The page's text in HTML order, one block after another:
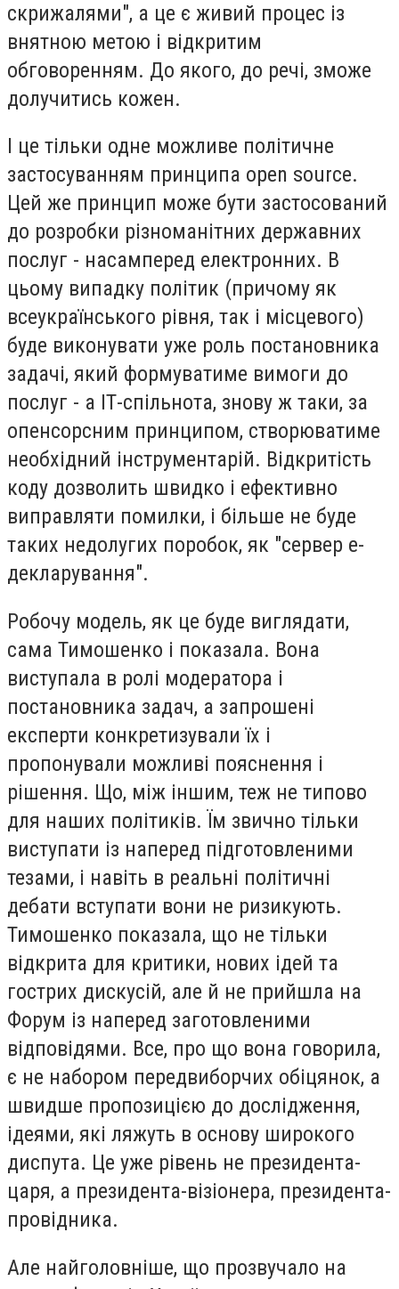
скрижалями", а це є живий процес із
внятною метою і відкритим
обговоренням. До якого, до речі, зможе
долучитись кожен.
І це тільки одне можливе політичне
застосуванням принципа open source.
Цей же принцип може бути застосований
до розробки різноманітних державних
послуг - насамперед електронних. В
цьому випадку політик (причому як
всеукраїнського рівня, так і місцевого)
буде виконувати уже роль постановника
задачі, який формуватиме вимоги до
послуг - а ІТ-спільнота, знову ж таки, за
опенсорсним принципом, створюватиме
необхідний інструментарій. Відкритість
коду дозволить швидко і ефективно
виправляти помилки, і більше не буде
таких недолугих поробок, як "сервер е-
декларування".
Робочу модель, як це буде виглядати,
сама Тимошенко і показала. Вона
виступала в ролі модератора і
постановника задач, а запрошені
експерти конкретизували їх і
пропонували можливі пояснення і
рішення. Що, між іншим, теж не типово
для наших політиків. Їм звично тільки
виступати із наперед підготовленими
тезами, і навіть в реальні політичні
дебати вступати вони не ризикують.
Тимошенко показала, що не тільки
відкрита для критики, нових ідей та
гострих дискусій, але й не прийшла на
Форум із наперед заготовленими
відповідями. Все, про що вона говорила,
є не набором передвиборчих обіцянок, а
швидше пропозицією до дослідження,
ідеями, які ляжуть в основу широкого
диспута. Це уже рівень не президента-
царя, а президента-візіонера, президента-
провідника.
Але найголовніше, що прозвучало на